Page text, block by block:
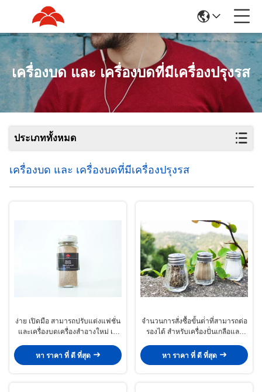
เครื่องบด และ เครื่องบดที่มีเครื่องปรุงรส
ประเภททั้งหมด
เครื่องบด และ เครื่องบดที่มีเครื่องปรุงรส
ง่าย เปิดมือ สามารถปรับแต่งแฟชั่น
และเครื่องบดเครื่องสําอางใหม่ เห
หา ราคา ที่ ดี ที่สุด
จํานวนการสั่งซื้อขั้นต่ําที่สามารถต่อ
รองได้ สําหรับเครื่องปั่นเกลือและ
หา ราคา ที่ ดี ที่สุด